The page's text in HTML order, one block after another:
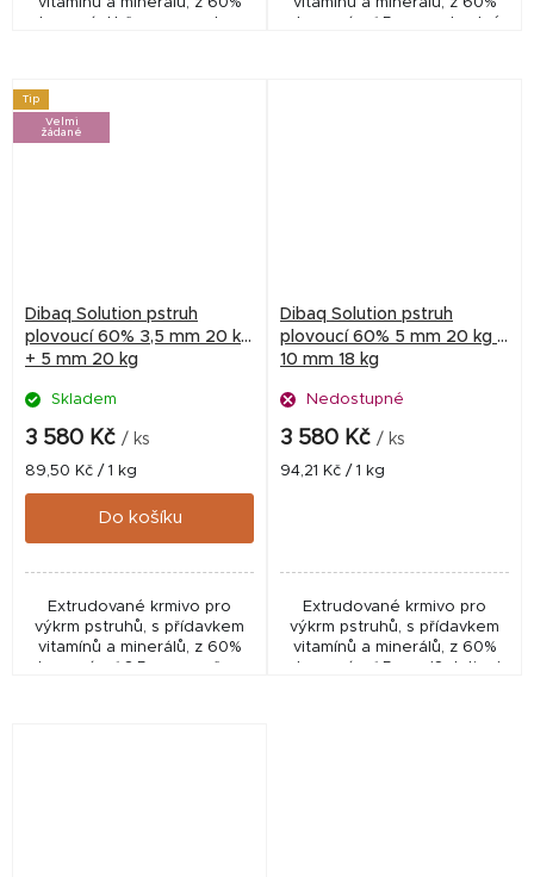
plovoucí. Určeno pro ryby o
plovoucí. ✅ 5 mm – vhodné
Tip
Velmi
žádané
Dibaq Solution pstruh
plovoucí 60% 3,5 mm 20 kg
+ 5 mm 20 kg
Skladem
3 580 Kč / ks
Měrná
cena:
89,50 Kč / 1 kg
Do košíku
Extrudované krmivo pro
výkrm pstruhů, s přídavkem
vitamínů a minerálů, z 60%
plovoucí. ✅ 3,5 mm – určeno
Dibaq Solution pstruh
plovoucí 60% 5 mm 20 kg +
10 mm 18 kg
Nedostupné
3 580 Kč / ks
Měrná
94,21 Kč / 1 kg
Extrudované krmivo pro
výkrm pstruhů, s přídavkem
vitamínů a minerálů, z 60%
plovoucí. ✅ 5 mm (Solution)